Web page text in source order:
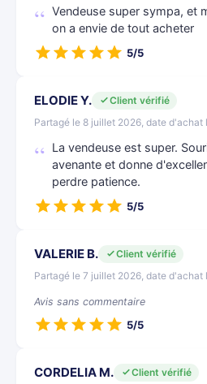
Vendeuse super sympa, et
on a envie de tout acheter
5/5
ELODIE Y.
Client vérifié
Partagé le 8 juillet 2026, date d'achat
La vendeuse est super.
avenante et donne
perdre patience.
5/5
VALERIE B.
Client vérifié
Partagé le 7 juillet 2026, date d'achat
Avis sans commentaire
5/5
CORDELIA M.
Client vérifié